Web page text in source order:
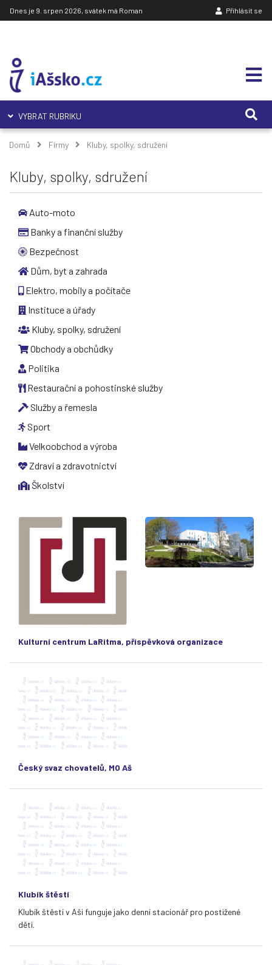
Dnes je 9. srpen 2026, svátek má Roman Přihlásit se
VYBRAT RUBRIKU
Domů Firmy Kluby, spolky, sdružení
Kluby, spolky, sdružení
Auto-moto
Banky a finanční služby
Bezpečnost
Dům, byt a zahrada
Elektro, mobily a počítače
Instituce a úřady
Kluby, spolky, sdružení
Obchody a obchůdky
Politika
Restaurační a pohostinské služby
Služby a řemesla
Sport
Velkoobchod a výroba
Zdraví a zdravotnictví
Školství
Kulturní centrum LaRitma, příspěvková organizace
Český svaz chovatelů, MO Aš
Klubík štěstí
Klubík štěstí v Aši funguje jako denní stacionář pro postižené
děti.